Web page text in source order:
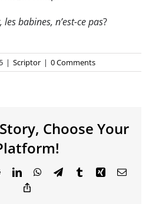
babines, n’est-ce pas?
| Scriptor | 0 Comments
Choose Your
RedditLinkedInWhatsApp
TelegramTumblrXing Email